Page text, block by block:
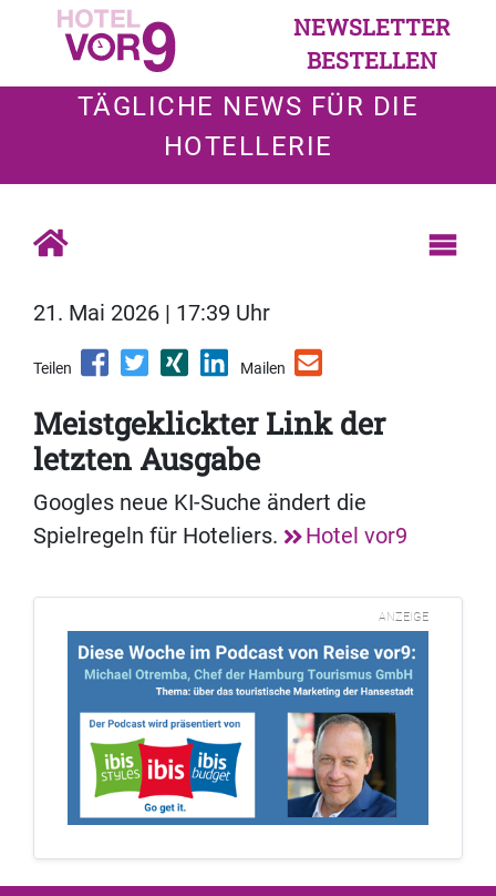
NEWSLETTER
BESTELLEN
TÄGLICHE NEWS FÜR DIE
HOTELLERIE
21. Mai 2026 | 17:39 Uhr
Teilen Mailen
Meistgeklickter Link der
letzten Ausgabe
Googles neue KI-Suche ändert die
Spielregeln für Hoteliers.
Hotel vor9
ANZEIGE